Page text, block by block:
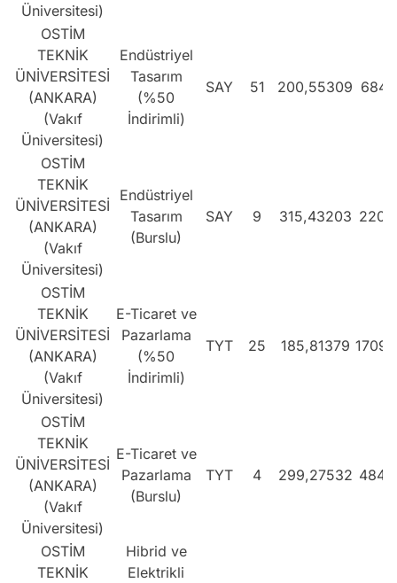
Üniversitesi)
OSTİM
TEKNİK
ÜNİVERSİTESİ
(ANKARA)
(Vakıf
Üniversitesi)
Endüstriyel
Tasarım
(%50
İndirimli)
SAY 51 200,55309
OSTİM
TEKNİK
ÜNİVERSİTESİ
(ANKARA)
(Vakıf
Üniversitesi)
Endüstriyel
Tasarım
(Burslu)
SAY 9 315,43203
OSTİM
TEKNİK
ÜNİVERSİTESİ
(ANKARA)
(Vakıf
Üniversitesi)
E-Ticaret ve
Pazarlama
(%50
İndirimli)
TYT 25 185,81379
OSTİM
TEKNİK
ÜNİVERSİTESİ
(ANKARA)
(Vakıf
Üniversitesi)
E-Ticaret ve
Pazarlama
(Burslu)
TYT 4 299,27532
OSTİM
TEKNİK
Hibrid ve
Elektrikli